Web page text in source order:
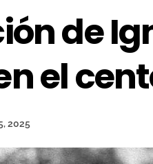
de
el
2025